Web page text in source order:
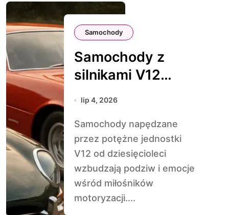
Samochody
Samochody z
silnikami V12
sprzed lat
lip 4, 2026
Samochody napędzane
przez potężne jednostki
V12 od dziesięcioleci
wzbudzają podziw i emocje
wśród miłośników
motoryzacji....